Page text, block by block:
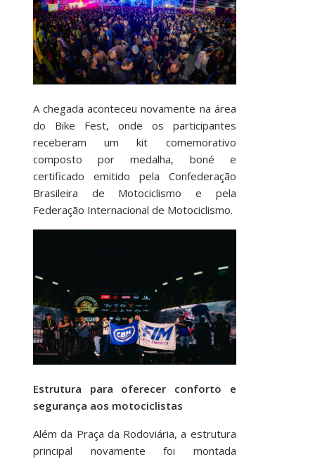
A chegada aconteceu novamente na área
do Bike Fest, onde os participantes
receberam um kit comemorativo
composto por medalha, boné e
certificado emitido pela Confederação
Brasileira de Motociclismo e pela
Federação Internacional de Motociclismo.
Estrutura para oferecer conforto e
segurança aos motociclistas
Além da Praça da Rodoviária, a estrutura
principal novamente foi montada